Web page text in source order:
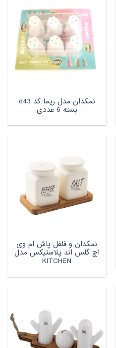
نمکدان مدل ریما کد d43
بسته 6 عددی
نمکدان و فلفل پاش ام وی
اچ گلس اند پلاستیکس مدل
KITCHEN